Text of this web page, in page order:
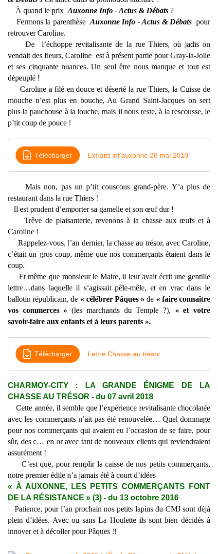
À quand le prix Auxonne Info - Actus & Débats ?
Fermons la parenthèse Auxonne Info - Actus & Débats pour
retrouver Caroline.
De l’échoppe revitalisante de la rue Thiers, où jadis on
vendait des fleurs, Caroline est à présent partie pour Gray-la-Jolie
et ses cinquante nuances. Un seul être nous manque et tout est
dépeuplé !
Caroline a filé en douce et déserté la rue Thiers, la Cuisse de
mouche n’est plus en bouche, Au Grand Saint-Jacques on sert
plus la pauchouse à la louche, mais il nous reste, à la rescousse, le
p’tit coup de pouce !
Télécharger Extraits inf'auxonne 28 mai 2010
Mais non, pas un p’tit couscous grand-père. Y’a plus de
restaurant dans la rue Thiers !
Il est prudent d’emporter sa gamelle et son œuf dur !
Trêve de plaisanterie, revenons à la chasse aux œufs et à
Caroline !
Rappelez-vous, l’an dernier, la chasse au trésor, avec Caroline,
c’était un gros coup, même que nos commerçants étaient dans le
coup.
Et même que monsieur le Maire, il leur avait écrit une gentille
lettre…dans laquelle il s’agissait pêle-mêle, et en vrac dans le
ballotin républicain, de « célébrer Pâques » de « faire connaître
vos commerces »(les marchands du Temple ?), « et votre
savoir-faire aux enfants et à leurs parents ».
Télécharger Lettre Chasse au trésor
CHARMOY-CITY : LA GRANDE ÉNIGME DE LA
CHASSE AU TRÉSOR - du 07 avril 2018
Cette année, il semble que l’expérience revitalisante chocolatée
avec les commerçants n’ait pas été renouvelée… Quel dommage
pour nos commerçants qui avaient eu l’occasion de se faire, pour
sûr, des c… en or avec tant de nouveaux clients qui reviendraient
assurément !
C’est que, pour remplir la caisse de nos petits commerçants,
notre premier édile n’a jamais été à court d’idées
« À AUXONNE, LES PETITS COMMERÇANTS FONT
DE LA RÉSISTANCE » (3) - du 13 octobre 2016
Patience, pour l’an prochain nos petits lapins du CMJ sont déjà
plein d’idées. Avec ou sans La Houlette ils sont bien décidés à
innover et à décoller pour Pâques !!